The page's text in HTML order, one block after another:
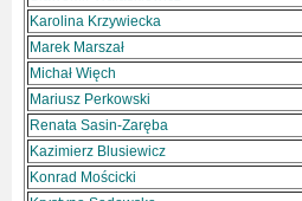
Karolina Krzywiecka
Marek Marszał
Michał Więch
Mariusz Perkowski
Renata Sasin-Zaręba
Kazimierz Blusiewicz
Konrad Mościcki